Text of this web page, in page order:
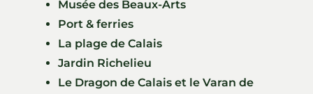
Musée des Beaux-Arts
Port & ferries
La plage de Calais
Jardin Richelieu
Le Dragon de Calais et le Varan de